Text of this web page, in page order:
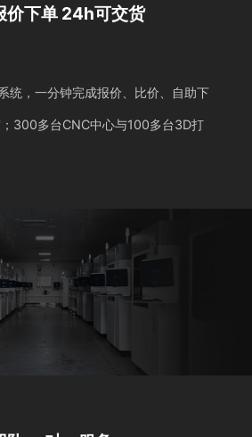
价下单 24h可交货
统，一分钟完成报价、比价、自助下
300多台CNC中心与100多台3D打